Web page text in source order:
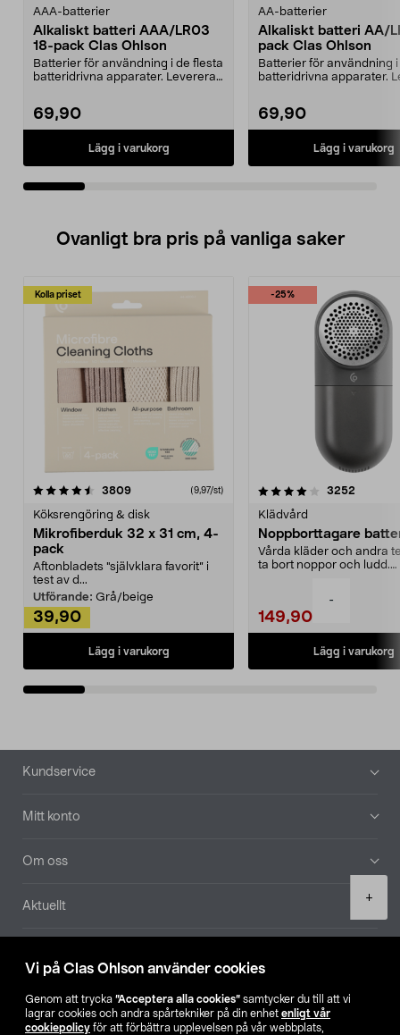
Vi på Clas Ohlson använder cookies
Genom att trycka ”Acceptera alla cookies” samtycker du till att vi
lagrar cookies och andra spårtekniker på din enhet enligt vår
cookiepolicy för att förbättra upplevelsen på vår webbplats,
-
+
AAA-batterier
Alkaliskt batteri AAA/LR03
18-pack Clas Ohlson
Batterier för användning i de flesta
batteridrivna apparater. Levereras
69,90
Lägg i varukorg
AA-batterier
Alkaliskt batteri AA/
pack Clas Ohlson
Batterier för användning
batteridrivna apparater.
69,90
Lägg i varukorg
Ovanligt bra pris på vanliga saker
Kolla priset
3809recensioner (9,97/st)
Köksrengöring & disk
Mikrofiberduk 32 x 31 cm, 4-
pack
Aftonbladets "självklara favorit” i
test av d...
Utförande: Grå/beige
39,90
Lägg i varukorg
-25%
4.0av 5 stjärnor 3252
Klädvård
Noppborttagare
Vårda kläder och andra
ta bort noppor och ludd.
149,90
Lägg i varukorg
4.5av 5 stjärnor
Sidfot
Kundservice
Mitt konto
Om oss
Aktuellt
Hitta butik